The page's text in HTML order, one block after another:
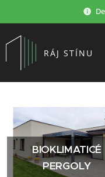
RÁJ STÍNU
BIOKLIMATICÉ
PERGOLY